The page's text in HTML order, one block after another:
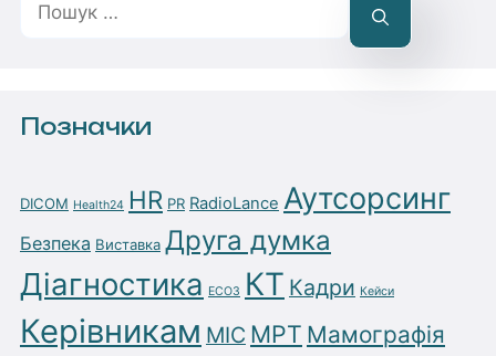
Позначки
DICOM Health24 HR PR RadioLance Аутсорсинг
Безпека Виставка Друга думка
Діагностика ЕСОЗ КТ Кадри Кейси
Керівникам МІС МРТ Мамографія